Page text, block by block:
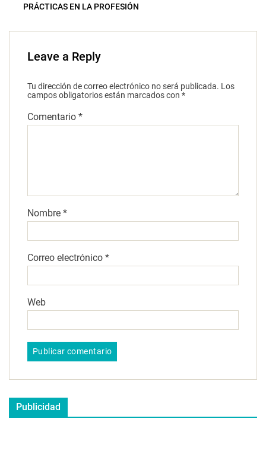
PRÁCTICAS EN LA PROFESIÓN
Leave a Reply
Tu dirección de correo electrónico no será publicada. Los
campos obligatorios están marcados con *
Comentario *
Nombre *
Correo electrónico *
Web
Publicidad